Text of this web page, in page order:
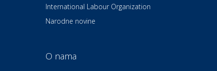
Dom i dizajn
Euro-vrt – kosilice, motorne
Odmor
International Labour Organization
Narodne novine
O nama